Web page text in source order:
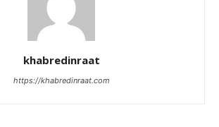
khabredinraat
https://khabredinraat.com